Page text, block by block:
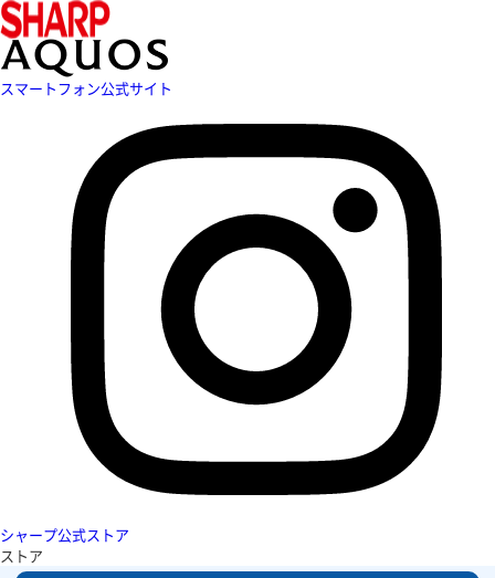
スマートフォン公式サイト
シャープ公式ストア
ストア